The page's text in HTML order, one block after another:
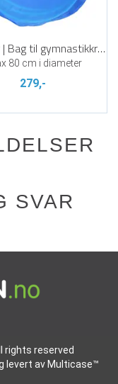
Tilbehør | Bag til gymnastikkringer
80 cm i diameter
279,-
SVAR
rights reserved
levert avMulticase™